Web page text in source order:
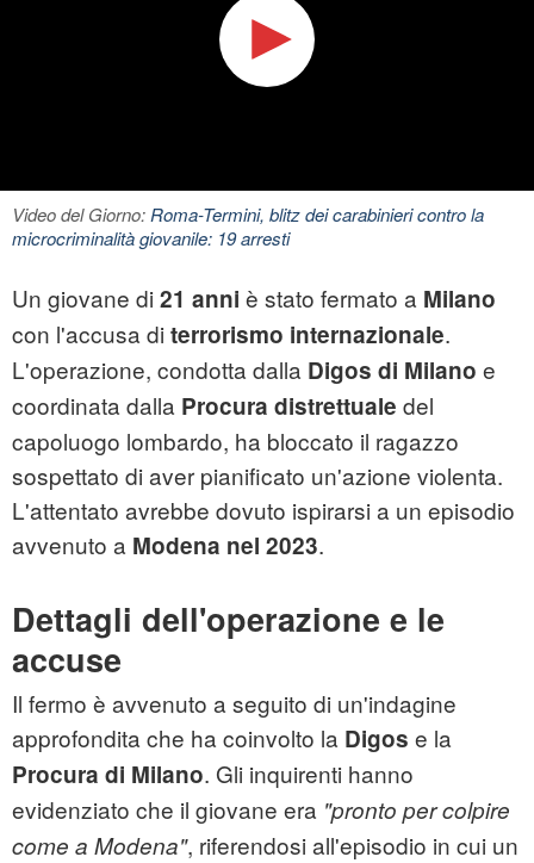
Video del Giorno:Roma-Termini, blitz dei carabinieri contro la
microcriminalità giovanile: 19 arresti
Un giovane di 21 anni è stato fermato a Milano
con l'accusa di terrorismo internazionale.
L'operazione, condotta dalla Digos di Milano e
coordinata dalla Procura distrettuale del
capoluogo lombardo, ha bloccato il ragazzo
sospettato di aver pianificato un'azione violenta.
L'attentato avrebbe dovuto ispirarsi a un episodio
avvenuto a Modena nel 2023.
Dettagli dell'operazione e le
accuse
Il fermo è avvenuto a seguito di un'indagine
approfondita che ha coinvolto la Digos e la
Procura di Milano. Gli inquirenti hanno
evidenziato che il giovane era "pronto per colpire
come a Modena", riferendosi all'episodio in cui un